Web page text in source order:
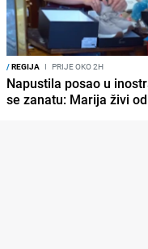
/REGIJA I PRIJE OKO 2H
Napustila posao u
se zanatu: Marija živi